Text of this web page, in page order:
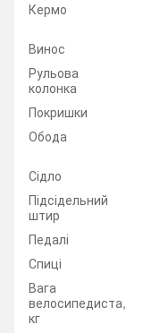
Кермо
Винос
Рульова
колонка
Покришки
Обода
Сідло
Підсідельний
штир
Педалі
Спиці
Вага
велосипедиста,
кг